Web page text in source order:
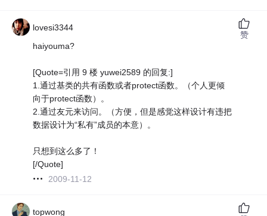
lovesi3344
haiyouma?
[Quote=引用 9 楼 yuwei2589 的回复:]
1.通过基类的共有函数或者protect函数。（个人更倾
向于protect函数）。
2.通过友元来访问。（方便，但是感觉这样设计有违把
数据设计为“私有”成员的本意）。
只想到这么多了！
[/Quote]
2009-11-12
赞
topwong